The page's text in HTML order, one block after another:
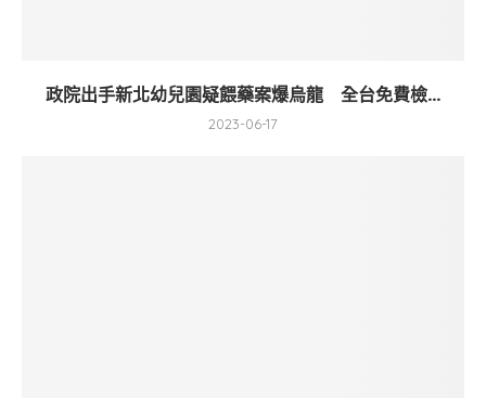
政院出手新北幼兒園疑餵藥案爆烏龍 全台免費檢...
2023-06-17